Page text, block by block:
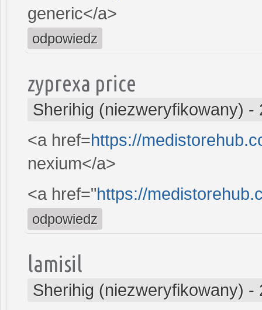
generic</a>
odpowiedz
zyprexa price
Sherihig (niezweryfikowany) -
<a href=https://
nexium</a>
<a href="https://
odpowiedz
lamisil
Sherihig (niezweryfikowany) -